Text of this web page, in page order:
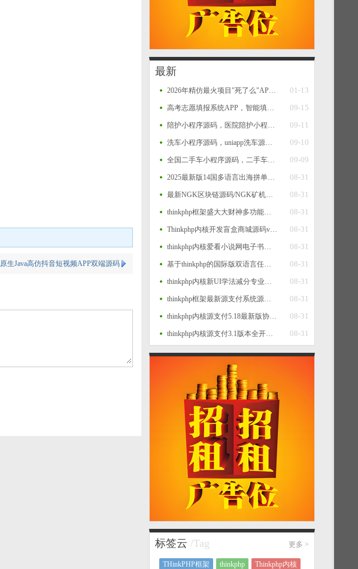
最新
01-13
2026年精仿最火项目"死了么"APP开源源码
09-15
高考志愿填报系统APP，智能填报+一键填报，查大学、查专业、一分一段、院校对比等功能源码
09-11
陪护小程序源码，医院陪护小程序系统源码，支持多运营区，陪护师、推广者等完整闭环功能
09-10
洗车小程序源码，uniapp洗车源码，多门店洗车小程序源码
09-09
全国二手车小程序源码，二手车系统，二手车交易小程序源码，二手车销售小程序平台源码
08-31
2025最新版14国多语言出海拼单商城源码，国际多语言出海商城返佣产品自动匹配订单源码
08-31
最新NGK区块链源码/NGK矿机挖矿源码/NGK公链程序/数字钱包点对点交易模式/算力
08-31
thinkphp框架盛大大财神多功能完美运营微信+支付宝+银行卡+云闪付+抢单系统源码+完整数据完美运营级
08-31
Thinkphp内核开发盲盒商城源码v2.0 对接易支付/阿里云短信/七牛云存储
08-31
thinkphp内核爱看小说网电子书源码全站打包
08-31
基于thinkphp的国际版双语言任务点赞源码系统越南版脸书任务点赞系统源码
08-31
thinkphp内核新UI学法减分专业版34235道题库学法减分专业版小程序源码
08-31
thinkphp框架最新源支付系统源码 V7版全开源 免授权 附搭建教程
08-31
thinkphp内核源支付5.18最新版协议去授权全套三端开源源码_客户端+云端+监控+协议三网免挂免输入（全套版）
08-31
thinkphp内核源支付3.1版本全开源版+店员监控软件+手机监控APP源码
更多 >
标签云 /Tag
THinkPHP框架 thinkphp
Thinkphp内核
原生Java高仿抖音短视频APP双端源码